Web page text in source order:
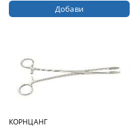
КОРНЦАНГ